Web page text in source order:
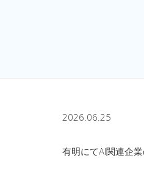
2026.06.25
有明にてAI関連企